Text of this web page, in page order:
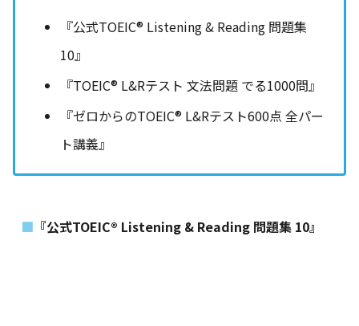
『公式TOEIC® Listening & Reading 問題集
10』
『TOEIC® L&Rテスト 文法問題 でる1000問』
『ゼロからのTOEIC® L&Rテスト600点 全パー
ト講義』
『公式TOEIC® Listening & Reading 問題集 10』